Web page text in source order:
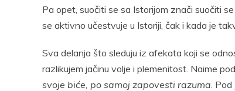
Pa opet, suočiti se sa Istorijom znači suočiti
se aktivno učestvuje u Istoriji, čak i kada je
Sva delanja što sleduju iz afekata koji se
razlikujem jačinu volje i plemenitost. Naime pod
svoje biće, po samoj zapovesti razuma. Pod